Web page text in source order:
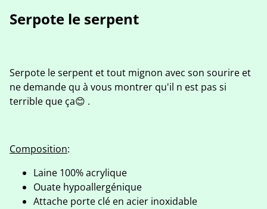
Serpote le serpent
Serpote le serpent et tout mignon avec son sourire et
ne demande qu à vous montrer qu'il n est pas si
terrible que ça😊 .
Composition:
Laine 100% acrylique
Ouate hypoallergénique
Attache porte clé en acier inoxidable